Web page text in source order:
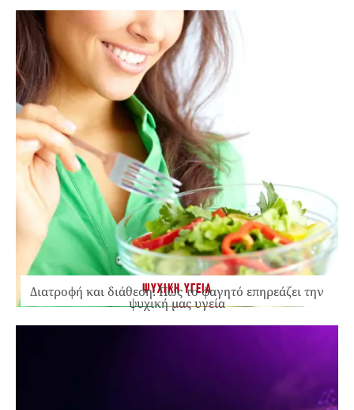
ΨΥΧΙΚΗ ΥΓΕΙΑ
Διατροφή και διάθεση: Πώς το φαγητό επηρεάζει την
ψυχική μας υγεία